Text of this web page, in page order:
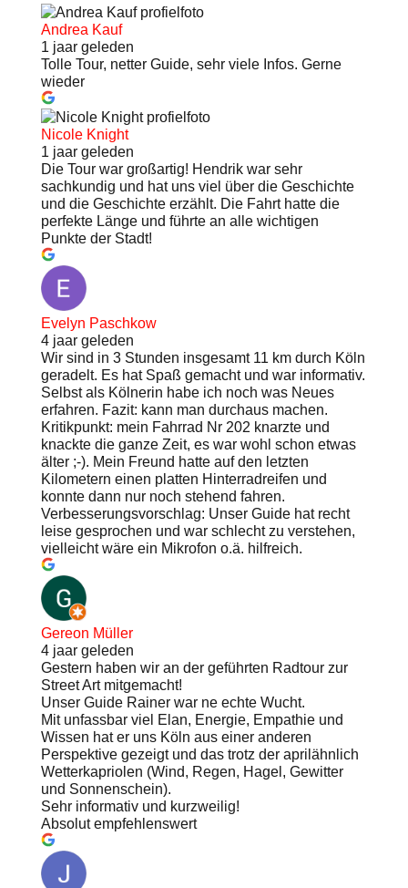
Andrea Kauf
1 jaar geleden
Tolle Tour, netter Guide, sehr viele Infos. Gerne
wieder
Nicole Knight
1 jaar geleden
Die Tour war großartig! Hendrik war sehr
sachkundig und hat uns viel über die Geschichte
und die Geschichte erzählt. Die Fahrt hatte die
perfekte Länge und führte an alle wichtigen
Punkte der Stadt!
Evelyn Paschkow
4 jaar geleden
Wir sind in 3 Stunden insgesamt 11 km durch Köln
geradelt. Es hat Spaß gemacht und war informativ.
Selbst als Kölnerin habe ich noch was Neues
erfahren. Fazit: kann man durchaus machen.
Kritikpunkt: mein Fahrrad Nr 202 knarzte und
knackte die ganze Zeit, es war wohl schon etwas
älter ;-). Mein Freund hatte auf den letzten
Kilometern einen platten Hinterradreifen und
konnte dann nur noch stehend fahren.
Verbesserungsvorschlag: Unser Guide hat recht
leise gesprochen und war schlecht zu verstehen,
vielleicht wäre ein Mikrofon o.ä. hilfreich.
Gereon Müller
4 jaar geleden
Gestern haben wir an der geführten Radtour zur
Street Art mitgemacht!
Unser Guide Rainer war ne echte Wucht.
Mit unfassbar viel Elan, Energie, Empathie und
Wissen hat er uns Köln aus einer anderen
Perspektive gezeigt und das trotz der aprilähnlich
Wetterkapriolen (Wind, Regen, Hagel, Gewitter
und Sonnenschein).
Sehr informativ und kurzweilig!
Absolut empfehlenswert